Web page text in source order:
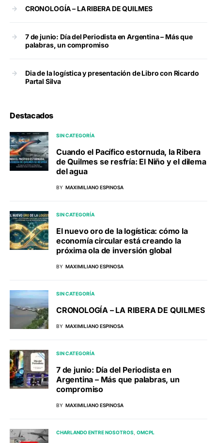
CRONOLOGÍA – LA RIBERA DE QUILMES
7 de junio: Día del Periodista en Argentina – Más que
palabras, un compromiso
Dia de la logística y presentación de Libro con Ricardo
Partal Silva
Destacados
SIN CATEGORÍA
Cuando el Pacífico estornuda, la Ribera
de Quilmes se resfría: El Niño y el dilema
del agua
BY MAXIMILIANO ESPINOSA
SIN CATEGORÍA
El nuevo oro de la logística: cómo la
economía circular está creando la
próxima ola de inversión global
BY MAXIMILIANO ESPINOSA
SIN CATEGORÍA
CRONOLOGÍA – LA RIBERA DE QUILMES
BY MAXIMILIANO ESPINOSA
SIN CATEGORÍA
7 de junio: Día del Periodista en
Argentina – Más que palabras, un
compromiso
BY MAXIMILIANO ESPINOSA
CHARLANDO ENTRE NOSOTROS OMCPL